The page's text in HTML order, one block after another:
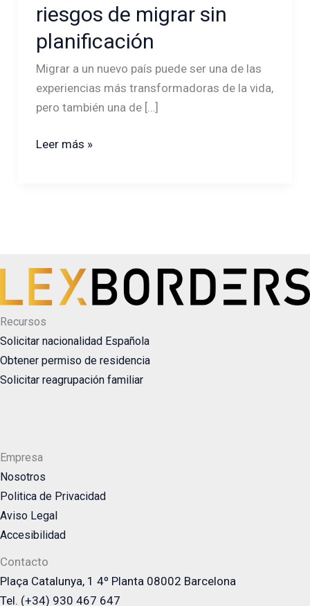
riesgos de migrar sin
planificación
Migrar a un nuevo país puede ser una de las
experiencias más transformadoras de la vida,
pero también una de […]
lo
loco»:
riesgos
migrar
sin
Leer más »
Recursos
Solicitar nacionalidad Española
Obtener permiso de residencia
Solicitar reagrupación familiar
Empresa
Nosotros
Politica de Privacidad
Aviso Legal
Accesibilidad
Contacto
Plaça Catalunya, 1 4º Planta 08002 Barcelona
Tel. (+34) 930 467 647